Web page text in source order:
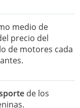
medio de
precio del
de motores cada
de los